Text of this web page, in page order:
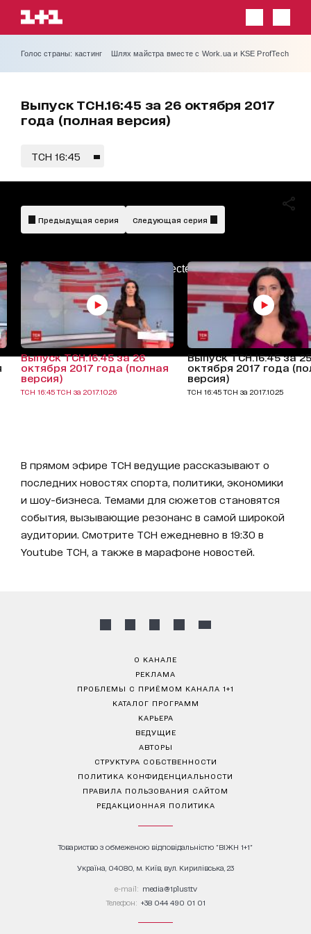
Голос страны: кастинг Шлях майстра вместе с Work.ua и KSE ProfTech
Выпуск ТСН.16:45 за 26 октября 2017
года (полная версия)
ТСН 16:45
AdBlockDetected!
Предыдущая серия Следующая серия
Выпуск ТСН.16:45 за 26
октября 2017 года (полная
версия)
ТСН 16:45 ТСН за 2017.10.26
Выпуск ТСН.16:45 за 25
октября 2017 года
версия)
ТСН 16:45 ТСН за 2017.10.25
В прямом эфире ТСН ведущие рассказывают о
последних новостях спорта, политики, экономики
и шоу-бизнеса. Темами для сюжетов становятся
события, вызывающие резонанс в самой широкой
аудитории. Смотрите ТСН ежедневно в 19:30 в
Youtube ТСН, а также в марафоне новостей.
О КАНАЛЕ
РЕКЛАМА
ПРОБЛЕМЫ С ПРИЁМОМ КАНАЛА 1+1
КАТАЛОГ ПРОГРАММ
КАРЬЕРА
ВЕДУЩИЕ
АВТОРЫ
СТРУКТУРА СОБСТВЕННОСТИ
ПОЛИТИКА КОНФИДЕНЦИАЛЬНОСТИ
ПРАВИЛА ПОЛЬЗОВАНИЯ САЙТОМ
РЕДАКЦИОННАЯ ПОЛИТИКА
Товариство з обмеженою відповідальністю "ВІЖН 1+1"
Україна, 04080, м. Київ, вул. Кирилівська, 23
е-mail: media@1plus1.tv
Телефон: +38 044 490 01 01